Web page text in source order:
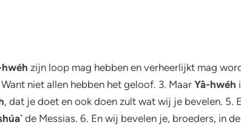
hwéh zijn loop mag hebben en verheerlijkt mag
niet allen hebben het geloof. 3. Maar Yâ-hwéh
, dat je doet en ook doen zult wat wij je bevelen. 5.
de Messias. 6. En wij bevelen je, broeders, in